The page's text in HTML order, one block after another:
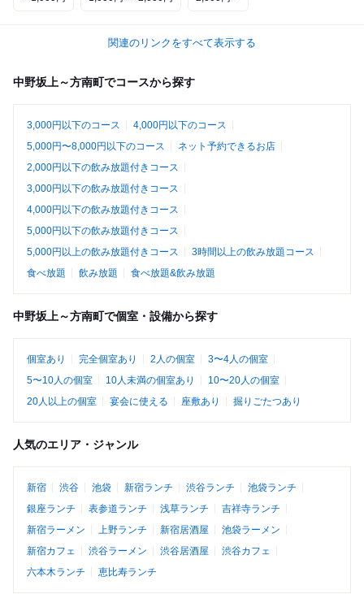
関連のリンクをすべて表示する
中野坂上～方南町でコースから探す
3,000円以下のコース
4,000円以下のコース
5,000円〜8,000円以下のコース
ネット予約できるお店
2,000円以下の飲み放題付きコース
3,000円以下の飲み放題付きコース
4,000円以下の飲み放題付きコース
5,000円以下の飲み放題付きコース
5,000円以上の飲み放題付きコース
3時間以上の飲み放題コース
食べ放題
飲み放題 食べ放題&飲み放題
中野坂上～方南町で個室・設備から探す
個室あり 完全個室あり 2人の個室
3〜4人の個室
5〜10人の個室
10人未満の個室あり
10〜20人の個室
20人以上の個室
宴会に使える 座敷あり 掘りごたつあり
人気のエリア・ジャンル
新宿 渋谷 池袋 新宿ランチ 渋谷ランチ
池袋ランチ
銀座ランチ
表参道ランチ 浅草ランチ
吉祥寺ランチ
新宿ラーメン
上野ランチ 新宿居酒屋
池袋ラーメン
新宿カフェ
渋谷ラーメン 渋谷居酒屋
渋谷カフェ
六本木ランチ
恵比寿ランチ